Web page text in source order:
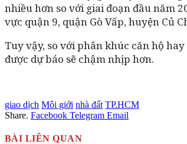
nhiều hơn so với giai đoạn đầu năm
vực quận 9, quận Gò Vấp, huyện Củ
Tuy vậy, so với phân khúc căn hộ
được dự báo sẽ chậm nhịp hơn.
giao dịch Môi giới nhà đất TP.HCM
Share. Facebook Telegram Email
BÀI LIÊN QUAN